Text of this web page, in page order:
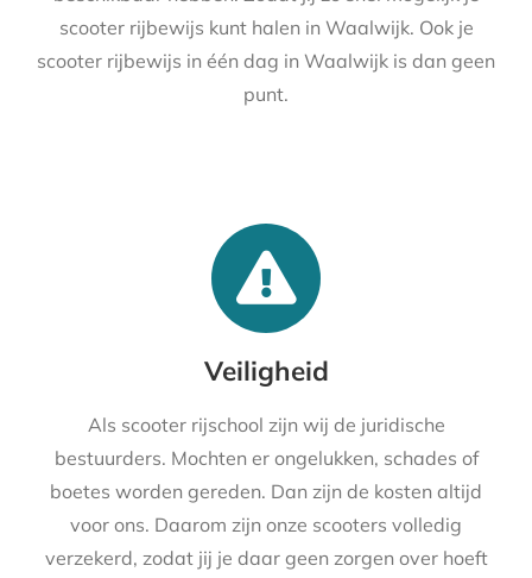
scooter rijbewijs kunt halen in Waalwijk. Ook je
scooter rijbewijs in één dag in Waalwijk is dan geen
punt.
Veiligheid
Als scooter rijschool zijn wij de juridische
bestuurders. Mochten er ongelukken, schades of
boetes worden gereden. Dan zijn de kosten altijd
voor ons. Daarom zijn onze scooters volledig
verzekerd, zodat jij je daar geen zorgen over hoeft